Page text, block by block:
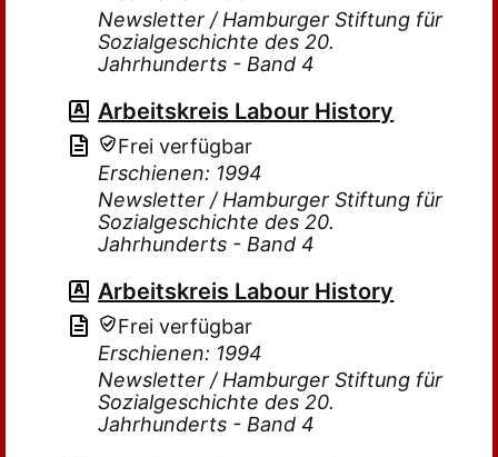
Newsletter / Hamburger Stiftung für
Sozialgeschichte des 20.
Jahrhunderts - Band 4
Arbeitskreis Labour History
Frei verfügbar
Erschienen: 1994
Newsletter / Hamburger Stiftung für
Sozialgeschichte des 20.
Jahrhunderts - Band 4
Arbeitskreis Labour History
Frei verfügbar
Erschienen: 1994
Newsletter / Hamburger Stiftung für
Sozialgeschichte des 20.
Jahrhunderts - Band 4